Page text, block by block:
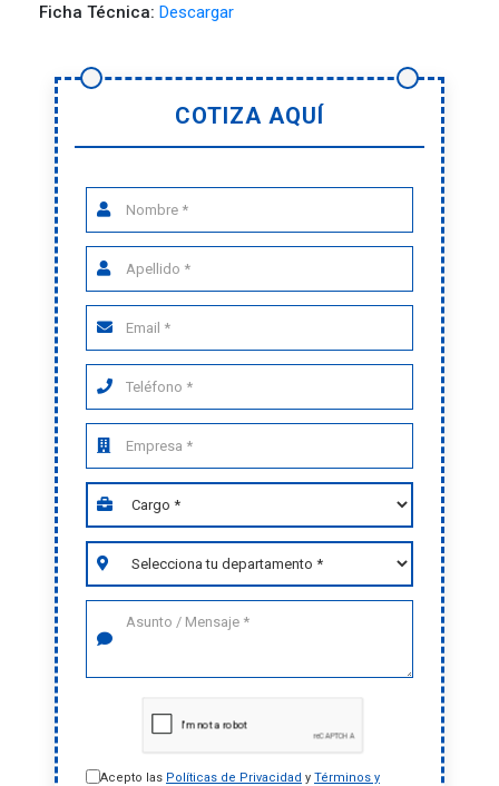
Ficha Técnica: Descargar
COTIZA AQUÍ
Acepto las Políticas de Privacidad y Términos y